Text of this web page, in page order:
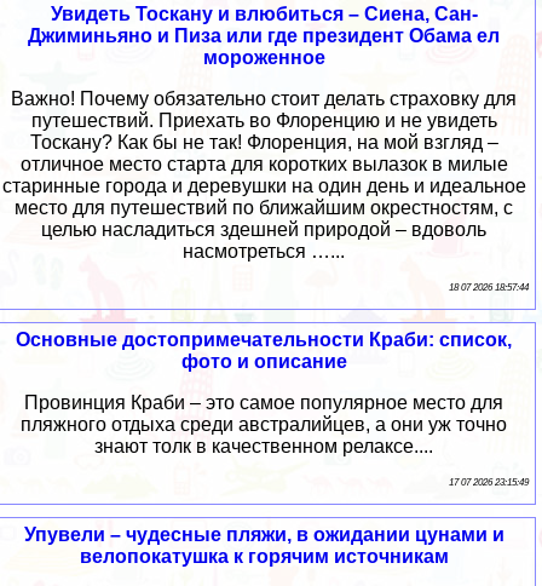
Увидеть Тоскану и влюбиться – Сиена, Сан-
Джиминьяно и Пиза или где президент Обама ел
мороженное
Важно! Почему обязательно стоит делать страховку для
путешествий. Приехать во Флоренцию и не увидеть
Тоскану? Как бы не так! Флоренция, на мой взгляд –
отличное место старта для коротких вылазок в милые
старинные города и деревушки на один день и идеальное
место для путешествий по ближайшим окрестностям, с
целью насладиться здешней природой – вдоволь
насмотреться …...
18 07 2026 18:57:44
Основные достопримечательности Краби: список,
фото и описание
Провинция Краби – это самое популярное место для
пляжного отдыха среди австралийцев, а они уж точно
знают толк в качественном релаксе....
17 07 2026 23:15:49
Упувели – чудесные пляжи, в ожидании цунами и
велопокатушка к горячим источникам